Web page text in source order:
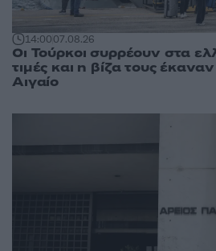
14:0007.08.26
Οι Τούρκοι συρρέουν στα
τιμές και η βίζα τους
Αιγαίο